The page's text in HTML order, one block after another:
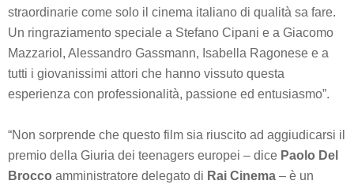
straordinarie come solo il cinema italiano di qualità sa fare.
Un ringraziamento speciale a Stefano Cipani e a Giacomo
Mazzariol, Alessandro Gassmann, Isabella Ragonese e a
tutti i giovanissimi attori che hanno vissuto questa
esperienza con professionalità, passione ed entusiasmo”.
“Non sorprende che questo film sia riuscito ad aggiudicarsi il
premio della Giuria dei teenagers europei – dice Paolo Del
Brocco amministratore delegato di Rai Cinema – è un